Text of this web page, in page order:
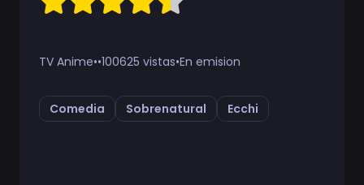
TV Anime••100625 vistas•En emision
Comedia Sobrenatural Ecchi